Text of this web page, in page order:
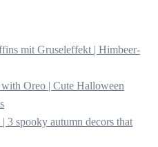
mit Gruseleffekt | Himbeer-
Oreo | Cute Halloween
3 spooky autumn decors that